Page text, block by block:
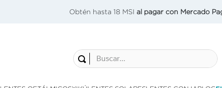
Obtén hasta 18 MSI al pagar con Mercado
Buscar...